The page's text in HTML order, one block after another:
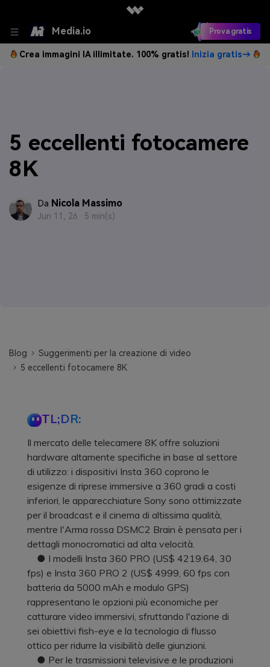
Media.io Prova gratis
Crea immagini IA illimitate. 100% gratis! Inizia gratis→
5 eccellenti fotocamere
8K
Da Nicola Massimo
Jun 11, 26 · 5 min(s)
Blog
Suggerimenti per la creazione di video
5 eccellenti fotocamere 8K
TL;DR:
Il mercato delle telecamere 8K offre soluzioni
hardware altamente specifiche in base al settore
di utilizzo: i dispositivi Insta 360 coprono le
esigenze di riprese immersive a 360 gradi a costi
inferiori, le apparecchiature Sony sono ottimizzate
per il broadcast e il cinema di altissima qualità,
mentre l'Arma rossa DSMC2 Brain è pensata per i
dettagli monocromatici ad alta velocità.
● I modelli Insta 360 PRO (US$ 4219.64, 30
fps) e Insta 360 PRO 2 (US$ 4999, 60 fps con
batteria da 5000 mAh e modulo GPS)
rappresentano le opzioni più economiche per
catturare video immersivi, sfruttando l'azione di
sei obiettivi fish-eye e la tecnologia di flusso
ottico per ridurre la visibilità delle giunzioni.
● Per le trasmissioni televisive e le produzioni